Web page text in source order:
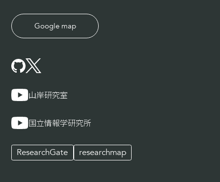
Google map
山岸研究室
国立情報学研究所
ResearchGate researchmap